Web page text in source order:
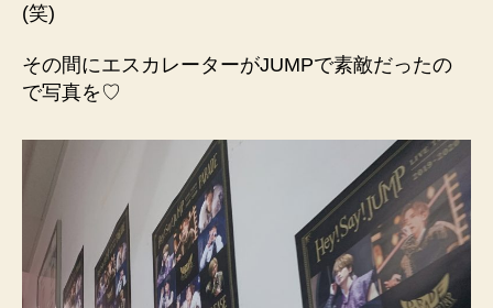
(笑)
その間にエスカレーターがJUMPで素敵だったの
で写真を♡